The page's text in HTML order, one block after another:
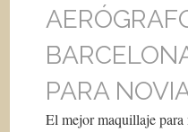
PARA
El mejor maquillaje